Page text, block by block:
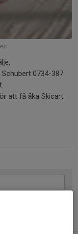
0734-387
att få åka Skicart.